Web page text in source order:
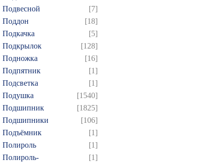
Подвесной
[7]
Поддон
[18]
Подкачка
[5]
Подкрылок
[128]
Подножка
[16]
Подпятник
[1]
Подсветка
[1]
Подушка
[1540]
Подшипник
[1825]
Подшипники
[106]
Подъёмник
[1]
Полироль
[1]
Полироль-
[1]